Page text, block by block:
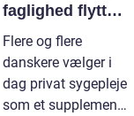
faglighed flytter
hjem i stuen
Flere og flere
danskere vælger i
dag privat sygepleje
som et supplement